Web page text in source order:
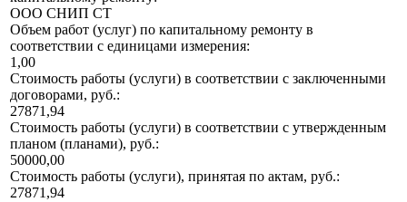
ООО СНИП СТ
Объем работ (услуг) по капитальному ремонту в
соответствии с единицами измерения:
1,00
Стоимость работы (услуги) в соответствии с заключенными
договорами, руб.:
27871,94
Стоимость работы (услуги) в соответствии с утвержденным
планом (планами), руб.:
50000,00
Стоимость работы (услуги), принятая по актам, руб.:
27871,94